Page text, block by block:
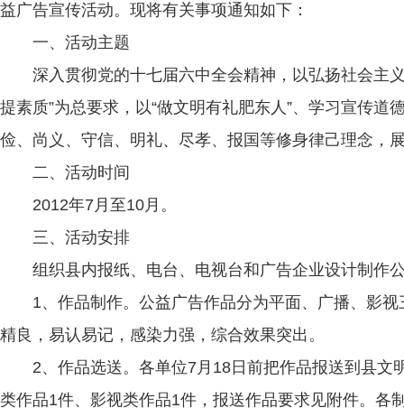
益广告宣传活动。现将有关事项通知如下：
一、活动主题
深入贯彻党的十七届六中全会精神，以弘扬社会主义
提素质”为总要求，以“做文明有礼肥东人”、学习宣传
俭、尚义、守信、明礼、尽孝、报国等修身律己理念，
二、活动时间
2012年7月至10月。
三、活动安排
组织县内报纸、电台、电视台和广告企业设计制作
1、作品制作。公益广告作品分为平面、广播、影视
精良，易认易记，感染力强，综合效果突出。
2、作品选送。各单位7月18日前把作品报送到县文
类作品1件、影视类作品1件，报送作品要求见附件。各